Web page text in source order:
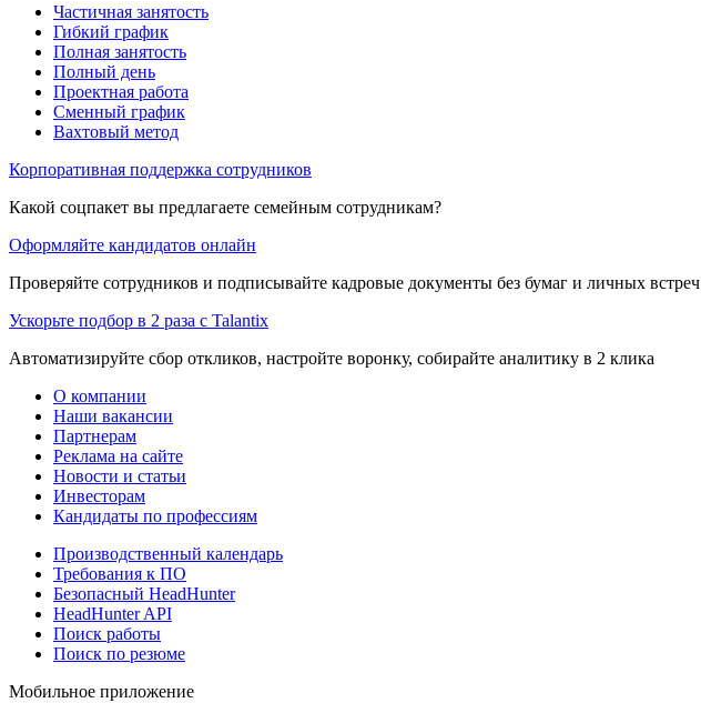
Частичная занятость
Гибкий график
Полная занятость
Полный день
Проектная работа
Сменный график
Вахтовый метод
Корпоративная поддержка сотрудников
Какой соцпакет вы предлагаете семейным сотрудникам?
Оформляйте кандидатов онлайн
Проверяйте сотрудников и подписывайте кадровые документы без бумаг и личных встреч
Ускорьте подбор в 2 раза с Talantix
Автоматизируйте сбор откликов, настройте воронку, собирайте аналитику в 2 клика
О компании
Наши вакансии
Партнерам
Реклама на сайте
Новости и статьи
Инвесторам
Кандидаты по профессиям
Производственный календарь
Требования к ПО
Безопасный HeadHunter
HeadHunter API
Поиск работы
Поиск по резюме
Мобильное приложение